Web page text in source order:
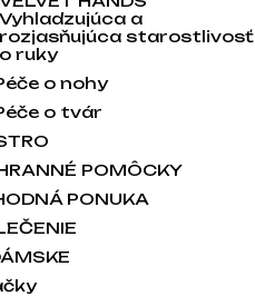
Vyhladzujúca a
rozjasňujúca starostlivosť
o ruky
o nohy
o tvár
POMÔCKY
PONUKA